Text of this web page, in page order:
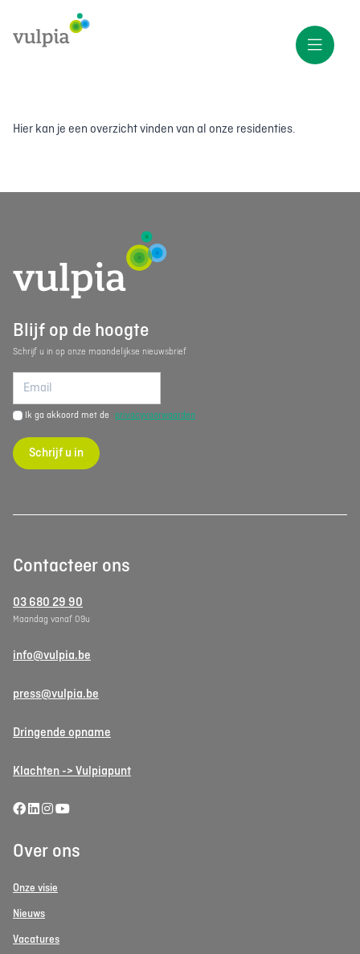
Hier kan je een overzicht vinden van al onze residenties.
Blijf op de hoogte
Schrijf u in op onze maandelijkse nieuwsbrief
Ik ga akkoord met de privacyvoorwaarden
Schrijf u in
Contacteer ons
03 680 29 90
Maandag vanaf 09u
info@vulpia.be
press@vulpia.be
Dringende opname
Klachten -> Vulpiapunt
Over ons
Onze visie
Nieuws
Vacatures